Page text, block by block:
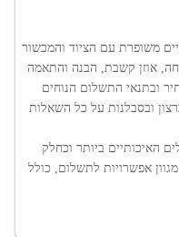
משופרת עם הציוד והמכשור
אוזן קשבת, הבנה והתאמה
ובתנאי התשלום הנוחים
ובסבלנות על כל השאלות
האיכותיים ביותר וכחלק
אפשרויות לתשלום, כולל